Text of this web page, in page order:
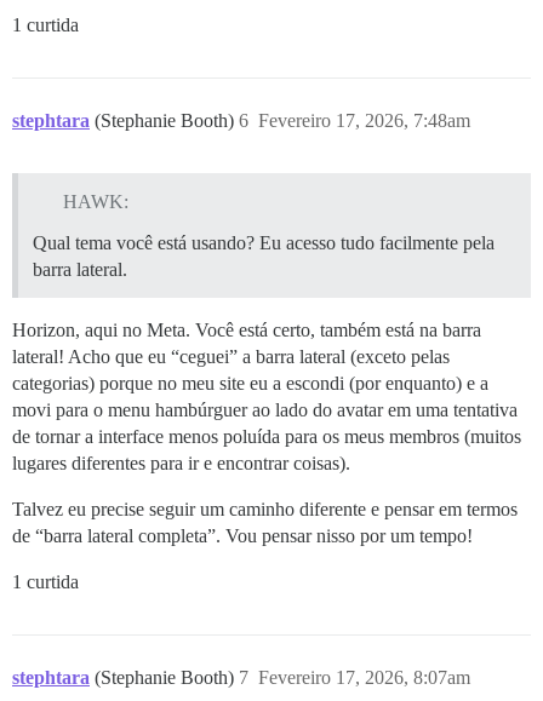
1 curtida
stephtara (Stephanie Booth) Fevereiro 17, 2026, 7:48am
6
HAWK:
Qual tema você está usando? Eu acesso tudo facilmente pela
barra lateral.
Horizon, aqui no Meta. Você está certo, também está na barra
lateral! Acho que eu “ceguei” a barra lateral (exceto pelas
categorias) porque no meu site eu a escondi (por enquanto) e a
movi para o menu hambúrguer ao lado do avatar em uma tentativa
de tornar a interface menos poluída para os meus membros (muitos
lugares diferentes para ir e encontrar coisas).
Talvez eu precise seguir um caminho diferente e pensar em termos
de “barra lateral completa”. Vou pensar nisso por um tempo!
1 curtida
stephtara (Stephanie Booth) Fevereiro 17, 2026, 8:07am
7